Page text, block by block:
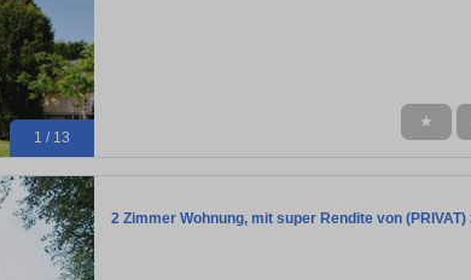
1 / 13
★
2 Zimmer Wohnung, mit super Rendite von (PRIVAT)